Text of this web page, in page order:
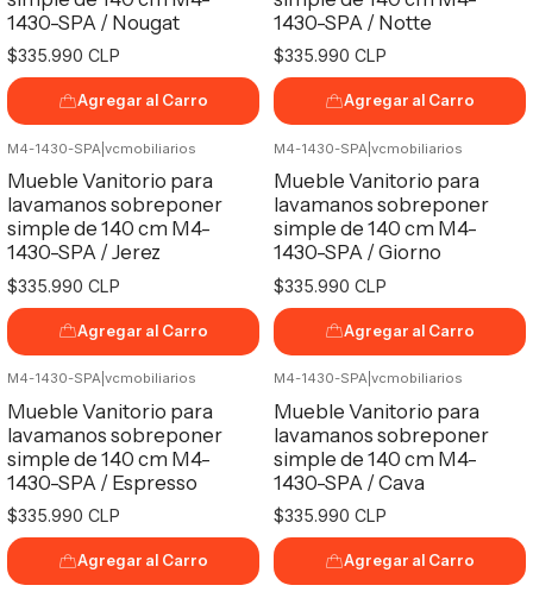
1430-SPA / Nougat
$335.990 CLP
Agregar al Carro
1430-SPA / Notte
$335.990 CLP
Agregar al Carro
M4-1430-SPA vcmobiliarios
Mueble Vanitorio para
lavamanos sobreponer
simple de 140 cm M4-
1430-SPA / Jerez
$335.990 CLP
Agregar al Carro
M4-1430-SPA vcmobiliarios
Mueble Vanitorio para
lavamanos sobreponer
simple de 140 cm M4-
1430-SPA / Giorno
$335.990 CLP
Agregar al Carro
M4-1430-SPA| vcmobiliarios
Mueble Vanitorio para
lavamanos sobreponer
simple de 140 cm M4-
1430-SPA / Espresso
$335.990 CLP
Agregar al Carro
M4-1430-SPA| vcmobiliarios
Mueble Vanitorio para
lavamanos sobreponer
simple de 140 cm M4-
1430-SPA / Cava
$335.990 CLP
Agregar al Carro